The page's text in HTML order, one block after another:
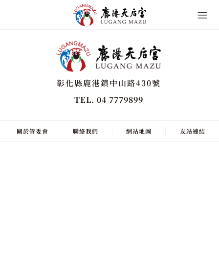
彰化縣鹿港鎮中山路430號
TEL. 04 7779899
關於管委會 聯絡我們 網站地圖 友站連結